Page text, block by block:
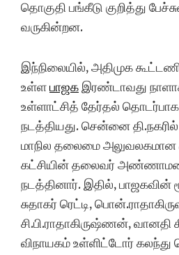
தொகுதி பங்கீடு குறித்து
வருகின்றன.
இந்நிலையில், அதிமுக
உள்ளபாஜகஇரண்டாவது
உள்ளாட்சித் தேர்தல்
நடத்தியது. சென்னை
மாநில தலைமை அலுவலகமான
கட்சியின் தலைவர்
நடத்தினார். இதில்,
சுதாகர் ரெட்டி,
சி.பி.ராதாகிருஷ்ணன்,
விநாயகம் உள்ளிட்டோர்